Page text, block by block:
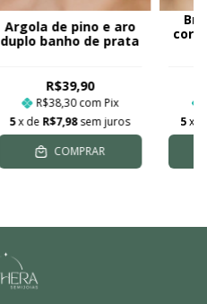
Argola de pino e aro
duplo banho de prata
R$39,90
R$38,30com Pix
5x de R$7,98sem juros
COMPRAR
5x